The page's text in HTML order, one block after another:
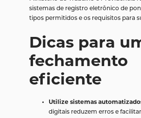
sistemas de registro eletrônico de
tipos permitidos e os requisitos para
Dicas para
fechamento
eficiente
Utilize sistemas
digitais reduzem erros e